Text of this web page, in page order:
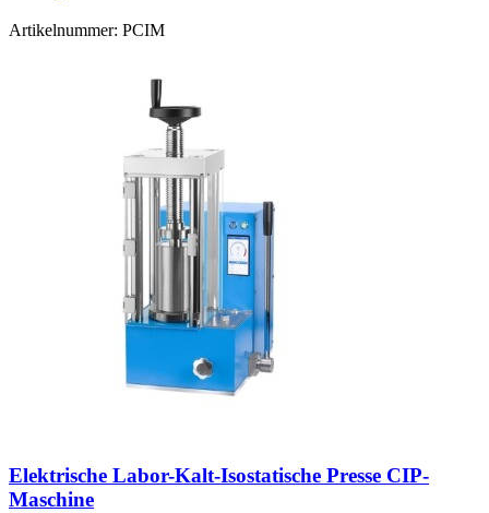
Artikelnummer: PCIM
Elektrische Labor-Kalt-Isostatische Presse CIP-
Maschine